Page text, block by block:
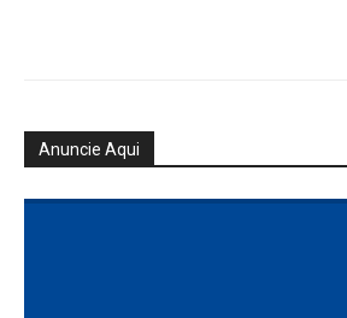
Anuncie Aqui